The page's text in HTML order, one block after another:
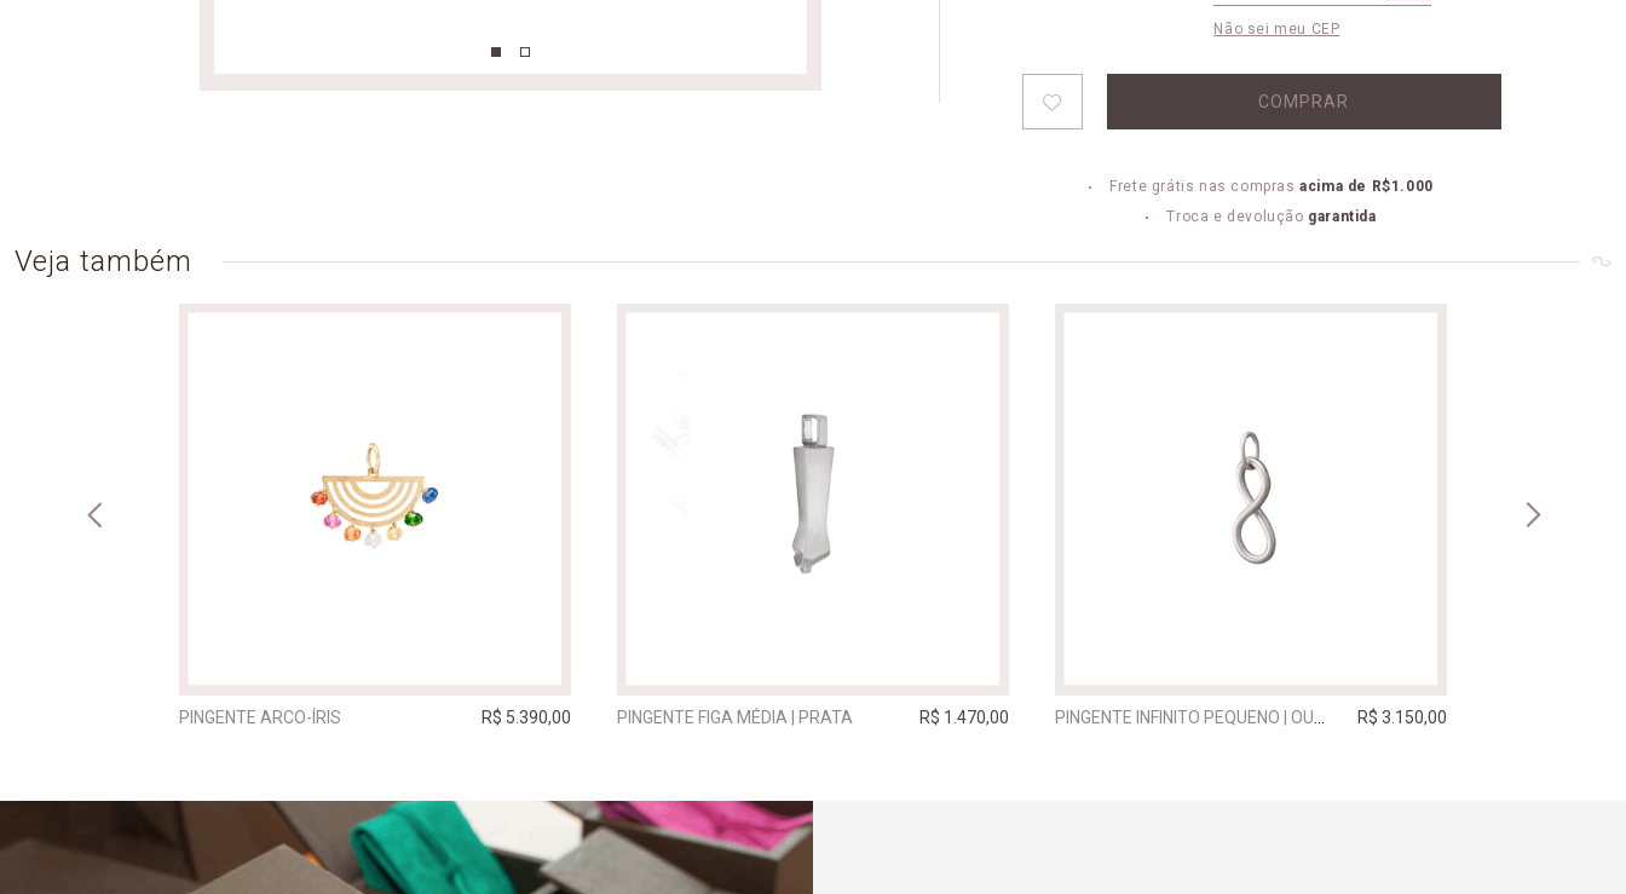
Não sei meu CEP
COMPRAR
Frete grátis nas compras acima de R$1.000
Troca e devolução garantida
Veja também
PINGENTE ARCO-ÍRIS R$ 5.390,00 PINGENTE FIGA MÉDIA | PRATA R$ 1.470,00 R$ 3.150,00